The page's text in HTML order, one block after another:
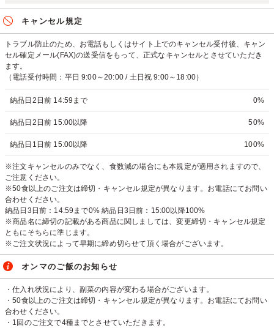
キャンセル規定
トラブル防止のため、お電話もしくはサイト上でのキャンセル受付後、キャン
セル確定メール(FAX)の送受信をもって、正式なキャンセルとさせていただき
ます。
（電話受付時間：平日 9:00～20:00 / 土日祝 9:00～18:00）
納品日2日前 14:59まで 0%
納品日2日前 15:00以降 50%
納品日1日前 15:00以降 100%
※注文キャンセルのみでなく、食数減の場合にも本規定が適用されますので、
ご注意ください。
※50食以上のご注文は締切・キャンセル規定が異なります。お電話にてお問い
合わせください。
納品日3日前：14:59まで0% 納品日3日前：15:00以降100%
※商品名に締切の記載がある商品に関しましては、変更締切・キャンセル規定
ともにそちらに準じます。
※ご注文状況によって早期に締め切らせて頂く場合がございます。
オンマのご飯のお知らせ
・仕入れ状況により、副菜の内容が変わる場合がございます。
・50食以上のご注文は締切・キャンセル規定が異なります。お電話にてお問い
合わせください。
・1回のご注文で4種までとさせていただきます。